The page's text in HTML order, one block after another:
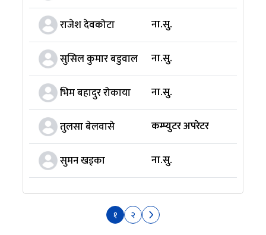
राजेश देवकोटा ना.सु.
सुसिल कुमार बडुवाल ना.सु.
भिम बहादुर रोकाया ना.सु.
तुलसा बेलवासे कम्प्युटर अपरेटर
सुमन खड्का ना.सु.
१ २